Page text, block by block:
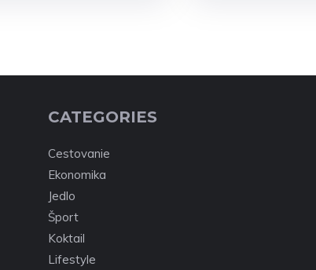
CATEGORIES
Cestovanie
Ekonomika
Jedlo
Šport
Koktail
Lifestyle